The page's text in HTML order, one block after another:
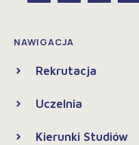
NAWIGACJA
Rekrutacja
Uczelnia
Kierunki Studiów